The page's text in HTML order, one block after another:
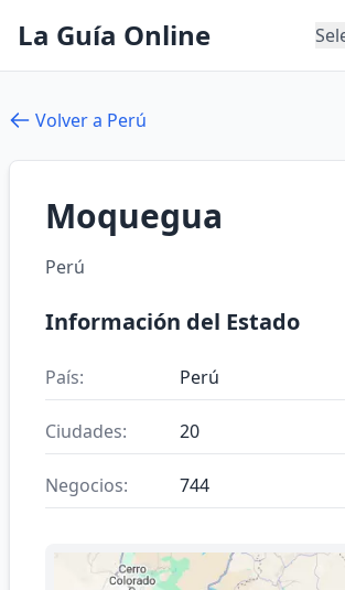
La Guía Online
Volver a Perú
Moquegua
Perú
Información del Estado
País: Perú
Ciudades: 20
Negocios: 744